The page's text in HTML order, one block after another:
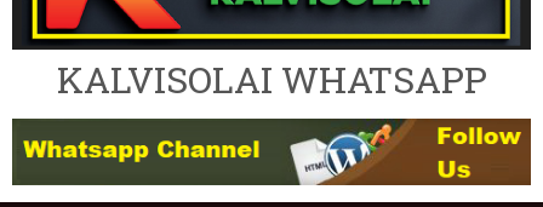
KALVISOLAI WHATSAPP